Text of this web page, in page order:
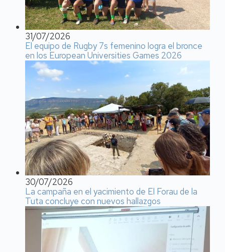
31/07/2026
El equipo de Rugby 7s femenino logra el bronce
en los European Universities Games 2026
30/07/2026
La campaña en el yacimiento de El Forau de la
Tuta concluye con nuevos hallazgos